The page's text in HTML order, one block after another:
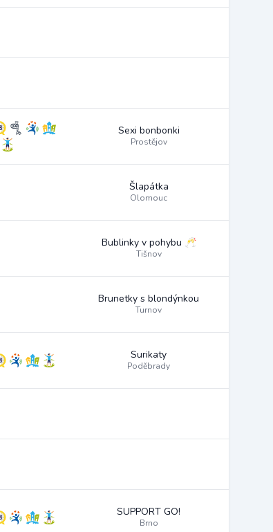
Sexi bonbonki
Prostějov
Šlapátka
Olomouc
Bublinky v pohybu 🥂
Tišnov
Brunetky s blondýnkou
Turnov
Surikaty
Poděbrady
SUPPORT GO!
Brno